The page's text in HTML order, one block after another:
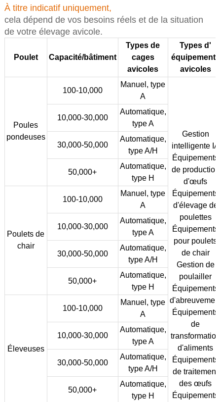
À titre indicatif uniquement,
cela dépend de vos besoins réels et de la situation
de votre élevage avicole.
Poulet Capacité/bâtiment
Types de
cages
avicoles
Types d'
équipements
avicoles
Poules
pondeuses
100-10,000
Manuel, type
A
Gestion
intelligente IA
Équipements
de production
d'œufs
Équipements
d'élevage de
poulettes
Équipements
pour poulets
de chair
Gestion de
poulailler
Équipements
d'abreuvement
Équipements
de
transformation
d'aliments
Équipements
de traitement
des œufs
Équipements
10,000-30,000
Automatique,
type A
30,000-50,000
Automatique,
type A/H
50,000+
Automatique,
type H
Poulets de
chair
100-10,000
Manuel, type
A
10,000-30,000
Automatique,
type A
30,000-50,000
Automatique,
type A/H
50,000+
Automatique,
type H
Éleveuses
100-10,000
Manuel, type
A
10,000-30,000
Automatique,
type A
30,000-50,000
Automatique,
type A/H
50,000+
Automatique,
type H